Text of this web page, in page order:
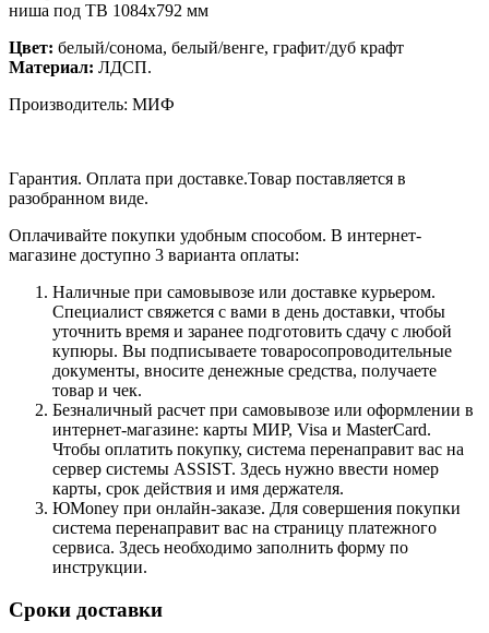
ниша под ТВ 1084х792 мм
Цвет: белый/сонома, белый/венге, графит/дуб крафт
Материал: ЛДСП.
Производитель: МИФ
Гарантия. Оплата при доставке.Товар поставляется в
разобранном виде.
Оплачивайте покупки удобным способом. В интернет-
магазине доступно 3 варианта оплаты:
Наличные при самовывозе или доставке курьером.
Специалист свяжется с вами в день доставки, чтобы
уточнить время и заранее подготовить сдачу с любой
купюры. Вы подписываете товаросопроводительные
документы, вносите денежные средства, получаете
товар и чек.
Безналичный расчет при самовывозе или оформлении в
интернет-магазине: карты МИР, Visa и MasterCard.
Чтобы оплатить покупку, система перенаправит вас на
сервер системы ASSIST. Здесь нужно ввести номер
карты, срок действия и имя держателя.
ЮMoney при онлайн-заказе. Для совершения покупки
система перенаправит вас на страницу платежного
сервиса. Здесь необходимо заполнить форму по
инструкции.
Сроки доставки